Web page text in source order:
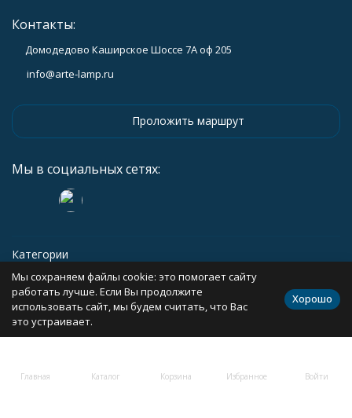
Главная Каталог Корзина Избранное Войти
Контакты:
Домодедово Каширское Шоссе 7А оф 205
info@arte-lamp.ru
Проложить маршрут
Мы в социальных сетях:
Категории
Информация
Политика персональных данных Карта сайта
Мы сохраняем файлы cookie: это помогает сайту
работать лучше. Если Вы продолжите
использовать сайт, мы будем считать, что Вас
это устраивает.
Хорошо